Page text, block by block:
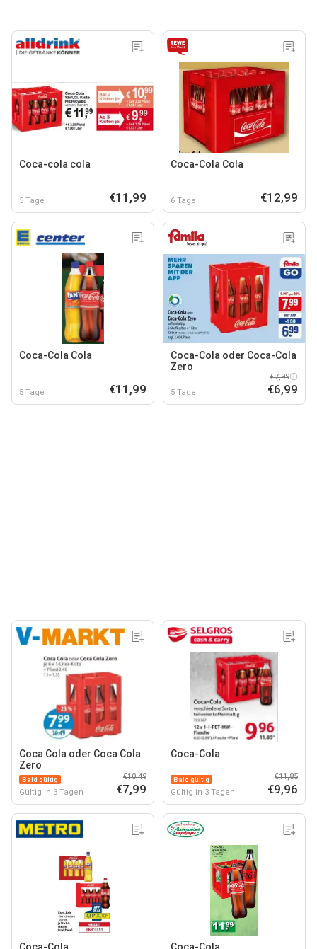
Coca-cola cola
5 Tage €11,99
Coca-Cola Cola
6 Tage €12,99
Coca-Cola Cola
5 Tage €11,99
Coca-Cola oder Coca-Cola
Zero
5 Tage
€7,99
€6,99
Coca Cola oder Coca Cola
Zero
Bald gültig
Gültig in 3 Tagen
€10,49
€7,99
Coca-Cola
Bald gültig
Gültig in 3 Tagen
€11,85
€9,96
Coca-Cola Coca-Cola